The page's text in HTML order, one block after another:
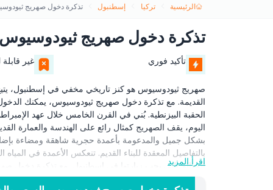
الرئيسية تركيا إسطنبول تذكرة دخول صهريج
تذكرة دخول صهريج ثيودوسيوس
تأكيد فوري غير قابلة
صهريج ثيودوسيوس هو كنز تاريخي مخفي في إسطنبول،
القديمة. مع تذكرة دخول صهريج ثيودوسيوس، يمكنك الدخول
الحقبة البيزنطية. بُني في القرن الخامس خلال عهد
اليوم، يقف الصهريج كمثال رائع على الهندسة والعمارة
بشكل جميل والمدعومة بأعمدة حجرية شاهقة ومضاءة بإضاءة
بالتفاصيل المعقدة للبناء القديم. تنعكس الأعمدة في
المعالم التي يجب زيارتها في إسطنبول. مع تذكرة دخول
خلال عروض ومقتنيات معلوماتية. يرتبط الصهريج بماضي
اقرأ المزيد